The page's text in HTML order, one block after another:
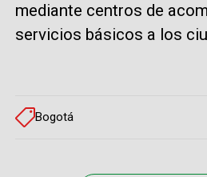
mediante centros de
servicios básicos a los
Bogotá